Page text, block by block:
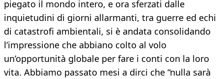
piegato il mondo intero, e ora sferzati dalle
inquietudini di giorni allarmanti, tra guerre ed echi
di catastrofi ambientali, si è andata consolidando
l’impressione che abbiano colto al volo
un’opportunità globale per fare i conti con la loro
vita. Abbiamo passato mesi a dirci che “nulla sarà